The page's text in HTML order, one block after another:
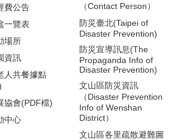
費公告
一覽表
場所
資訊
人共餐據點
協會(PDF檔)
中心
（Contact Person）
防災臺北(Taipei of
Disaster Prevention)
防災宣導訊息(The
Propaganda Info of
Disaster Prevention)
文山區防災資訊
（Disaster Prevention
Info of Wenshan
District）
文山區各里疏散避難圖